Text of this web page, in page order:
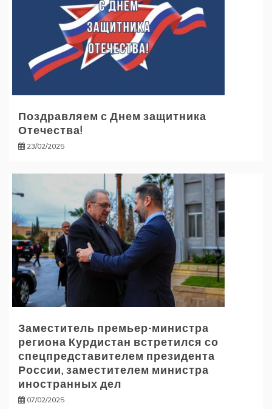
Поздравляем с Днем защитника
Отечества!
23/02/2025
Заместитель премьер-министра
региона Курдистан встретился со
спецпредставителем президента
России, заместителем министра
иностранных дел
07/02/2025